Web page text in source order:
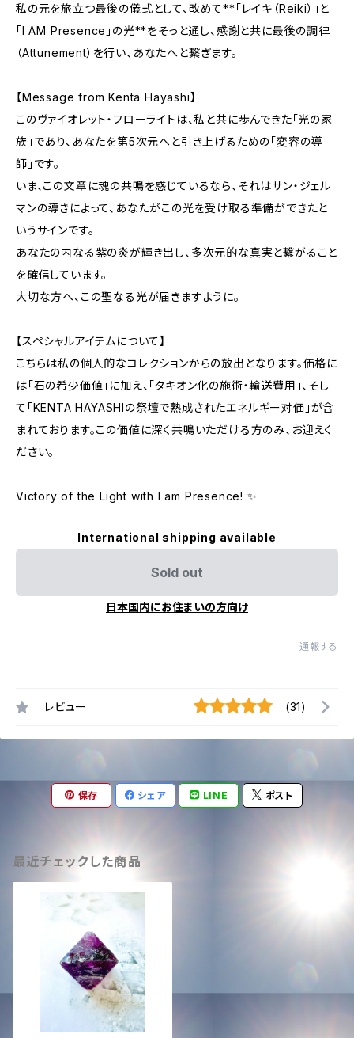
私の元を旅立つ最後の儀式として、改めて**「レイキ（Reiki）」と
「I AM Presence」の光**をそっと通し、感謝と共に最後の調律
（Attunement）を行い、あなたへと繋ぎます。
【Message from Kenta Hayashi】
このヴァイオレット・フローライトは、私と共に歩んできた「光の家
族」であり、あなたを第5次元へと引き上げるための「変容の導
師」です。
いま、この文章に魂の共鳴を感じているなら、それはサン・ジェル
マンの導きによって、あなたがこの光を受け取る準備ができたと
いうサインです。
あなたの内なる紫の炎が輝き出し、多次元的な真実と繋がること
を確信しています。
大切な方へ、この聖なる光が届きますように。
【スペシャルアイテムについて】
こちらは私の個人的なコレクションからの放出となります。価格に
は「石の希少価値」に加え、「タキオン化の施術・輸送費用」、そし
て「KENTA HAYASHIの祭壇で熟成されたエネルギー対価」が含
まれております。この価値に深く共鳴いただける方のみ、お迎えく
ださい。
Victory of the Light with I am Presence! ✨
International shipping available
Sold out
日本国内にお住まいの方向け
通報する
レビュー (31)
保存 シェア LINE ポスト
最近チェックした商品